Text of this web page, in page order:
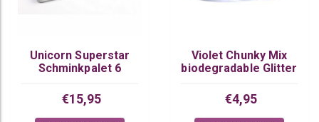
Unicorn Superstar
Schminkpalet 6
€15,95
Violet Chunky Mix
biodegradable Glitter
€4,95